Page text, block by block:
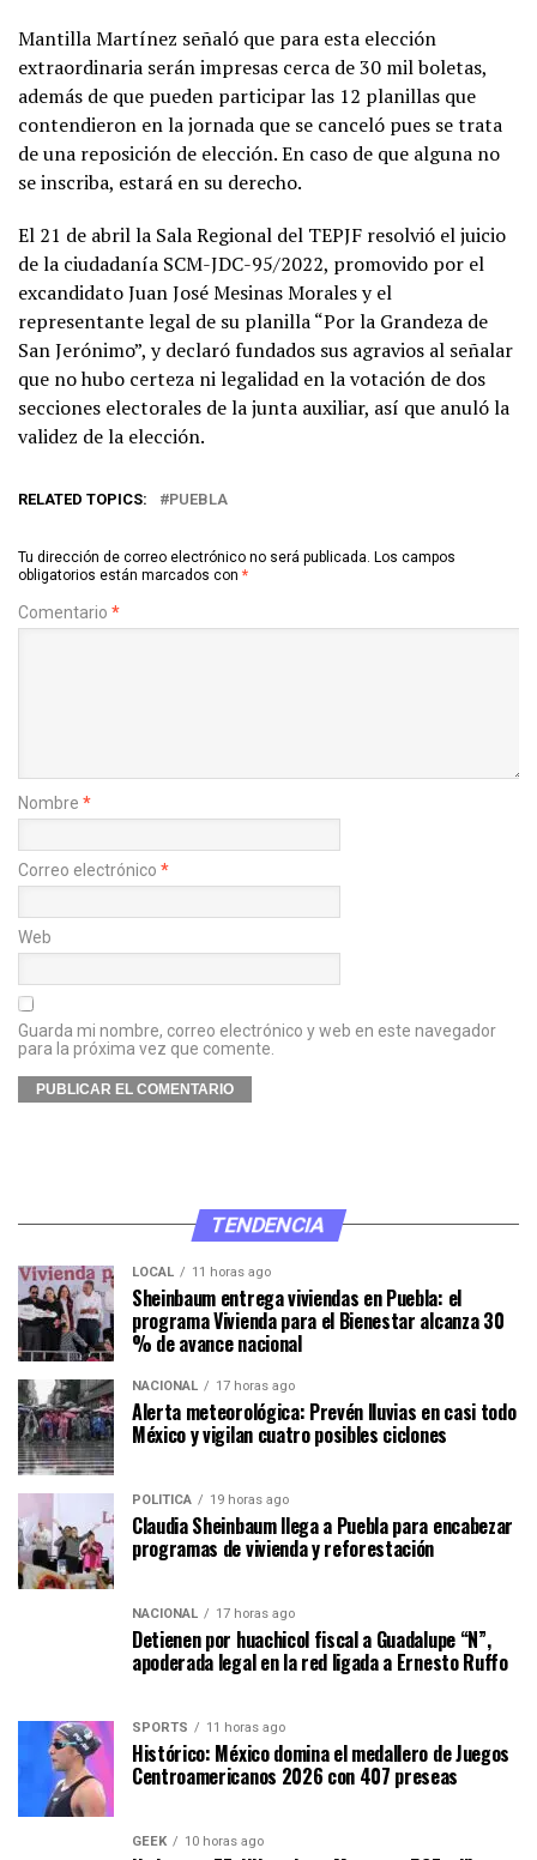
Mantilla Martínez señaló que para esta elección
extraordinaria serán impresas cerca de 30 mil boletas,
además de que pueden participar las 12 planillas que
contendieron en la jornada que se canceló pues se trata
de una reposición de elección. En caso de que alguna no
se inscriba, estará en su derecho.
El 21 de abril la Sala Regional del TEPJF resolvió el juicio
de la ciudadanía SCM-JDC-95/2022, promovido por el
excandidato Juan José Mesinas Morales y el
representante legal de su planilla “Por la Grandeza de
San Jerónimo”, y declaró fundados sus agravios al señalar
que no hubo certeza ni legalidad en la votación de dos
secciones electorales de la junta auxiliar, así que anuló la
validez de la elección.
RELATED TOPICS: PUEBLA
Tu dirección de correo electrónico no será publicada. Los campos
obligatorios están marcados con *
Comentario *
Nombre *
Correo electrónico *
Web
Guarda mi nombre, correo electrónico y web en este navegador
para la próxima vez que comente.
TENDENCIA
LOCAL 11 horas ago
Sheinbaum entrega viviendas en Puebla: el
programa Vivienda para el Bienestar alcanza 30
% de avance nacional
NACIONAL 17 horas ago
Alerta meteorológica: Prevén lluvias en casi todo
México y vigilan cuatro posibles ciclones
POLÍTICA 19 horas ago
Claudia Sheinbaum llega a Puebla para encabezar
programas de vivienda y reforestación
NACIONAL 17 horas ago
Detienen por huachicol fiscal a Guadalupe “N”,
apoderada legal en la red ligada a Ernesto Ruffo
SPORTS 11 horas ago
Histórico: México domina el medallero de Juegos
Centroamericanos 2026 con 407 preseas
GEEK 10 horas ago